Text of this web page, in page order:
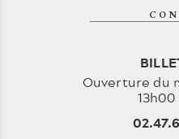
Ouverture du
13h00